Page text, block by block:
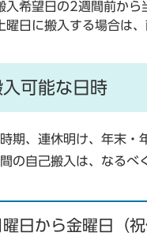
入希望日の2週間前から
曜日に搬入する場合は
入可能な日時
期、連休明け、年末・
の自己搬入は、なるべ
曜日から金曜日（